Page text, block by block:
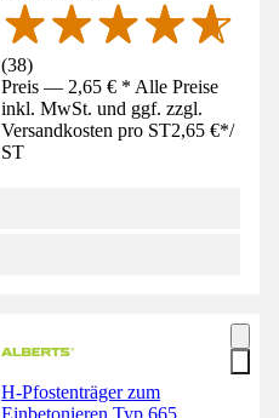
(38)
Preis — 2,65 € * Alle Preise
inkl. MwSt. und ggf. zzgl.
Versandkosten pro ST2,65 €*/
ST
H-Pfostenträger zum
Einbetonieren,Typ 665,